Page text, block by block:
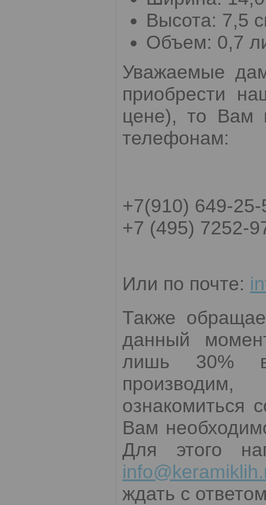
Высота: 7,5
Объем: 0,7
Уважаемые
приобрести
цене), то Вам
телефонам:
+7(910) 649-25-
+7 (495) 7252-
Или по почте:
Также
данный
лишь 30%
ознакомиться
Вам
Для этого
ждать с